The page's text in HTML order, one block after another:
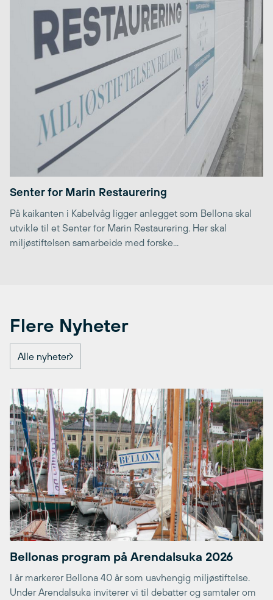
Senter for Marin Restaurering
På kaikanten i Kabelvåg ligger anlegget som Bellona skal
utvikle til et Senter for Marin Restaurering. Her skal
miljøstiftelsen samarbeide med forske...
Flere Nyheter
Alle nyheter
Bellonas program på Arendalsuka 2026
I år markerer Bellona 40 år som uavhengig miljøstiftelse.
Under Arendalsuka inviterer vi til debatter og samtaler om